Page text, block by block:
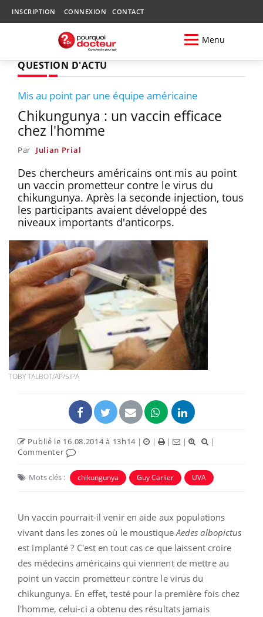
INSCRIPTION CONNEXION CONTACT
Menu
QUESTION D'ACTU
Mis au point par une équipe américaine
Chikungunya : un vaccin efficace
chez l'homme
Par Julian Prial
Des chercheurs américains ont mis au point
un vaccin prometteur contre le virus du
chikungunya. Après la seconde injection, tous
les participants avaient développé des
niveaux importants d'anticorps.
TOBY TALBOT/AP/SIPA
Publié le 16.08.2014 à 13h14 | | | |
|
Commenter
Mots clés : chikungunya Guy Carlier UVA
Un vaccin pourrait-il venir en aide aux populations
vivant dans les zones où le moustique Aedes albopictus
est implanté ? C'est en tout cas ce que laissent croire
des médecins américains qui viennent de mettre au
point un vaccin prometteur contre le virus du
chikungunya. En effet, testé pour la première fois chez
l'homme, celui-ci a obtenu des résultats jamais